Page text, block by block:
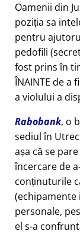
Oamenii din
poziția sa
pentru
pedofili
fost prins în
ÎNAINTE de a
a violului a
Rabobank, o
sediul în
așa că se
încercare de
conținuturile
personale,
el s-a